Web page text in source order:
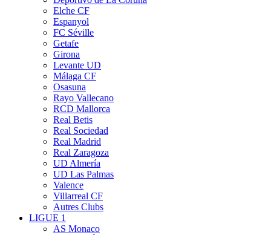
Elche CF
Espanyol
FC Séville
Getafe
Girona
Levante UD
Málaga CF
Osasuna
Rayo Vallecano
RCD Mallorca
Real Betis
Real Sociedad
Real Madrid
Real Zaragoza
UD Almería
UD Las Palmas
Valence
Villarreal CF
Autres Clubs
LIGUE 1
AS Monaco